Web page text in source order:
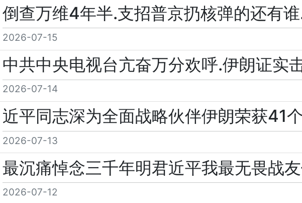
倒查万维4年半.支招普京扔核弹的还有
2026-07-15
中共中央电视台亢奋万分欢呼.伊朗证实
2026-07-14
近平同志深为全面战略伙伴伊朗荣获41
2026-07-13
最沉痛悼念三千年明君近平我最无畏战
2026-07-12